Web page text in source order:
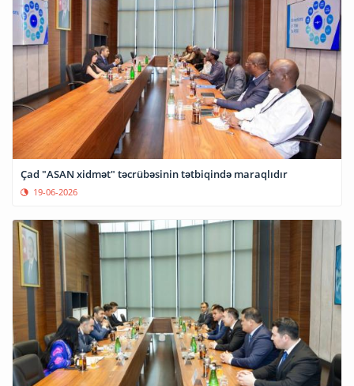
Çad "ASAN xidmət" təcrübəsinin tətbiqində maraqlıdır
19-06-2026